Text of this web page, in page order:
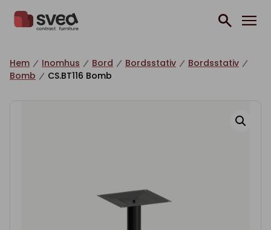
Hem Inomhus Bord Bordsstativ
Bordsstativ
Bomb
CS.BT116 Bomb